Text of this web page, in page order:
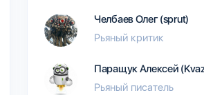
Челбаев Олег (sprut)
Рьяный критик
Паращук Алексей
Рьяный писатель